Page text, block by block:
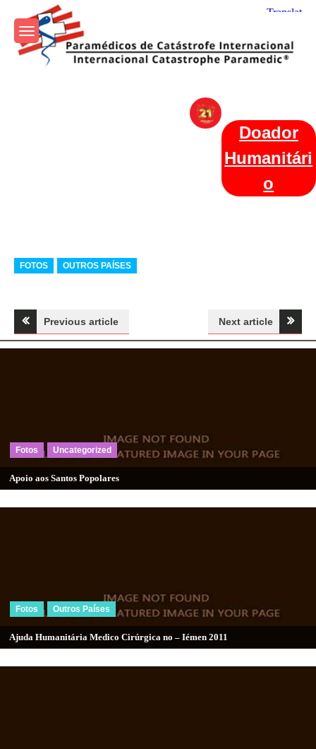
content
Internacional
Doador
Humanitári
o
Categories
FOTOS OUTROS PAÍSES
Navegação
de
Previous article Next article
Fotos Uncategorized
Apoio aos Santos Popolares
Fotos Outros Países
Ajuda Humanitária Medico Cirúrgica no – Iémen 2011